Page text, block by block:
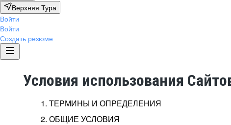
Верхняя Тура
Войти
Войти
Создать резюме
Условия использования
1. ТЕРМИНЫ И ОПРЕДЕЛЕНИЯ
2. ОБЩИЕ УСЛОВИЯ